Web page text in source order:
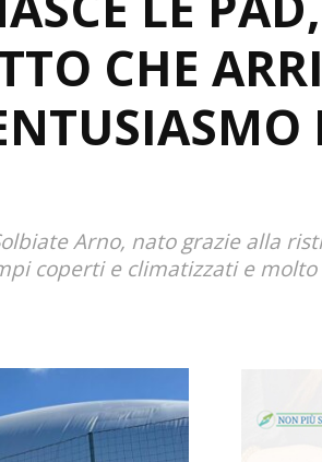
CHE
Arno, nato grazie alla
coperti e climatizzati e